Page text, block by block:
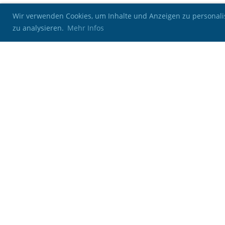
Wir verwenden Cookies, um Inhalte und Anzeigen zu
zu analysieren. Mehr Infos